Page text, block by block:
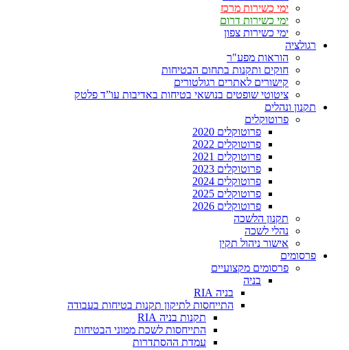
ימי כשירות מרכז
ימי כשירות דרום
ימי כשירות צפון
רגולציה
הוראות מפע"ר
חוקים ותקנות בתחום הבטיחות
קישורים לאתרים רגולטורים
ציטוטי שופטים בנושאי בטיחות באדיבות עו”ד פלטק
תקנון ונהלים
פרוטוקלים
פרוטוקלים 2020
פרוטוקלים 2022
פרוטוקלים 2021
פרוטוקלים 2023
פרוטוקלים 2024
פרוטוקלים 2025
פרוטוקלים 2026
תקנון הלשכה
נהלי לשכה
אישור ניהול תקין
פרסומים
פרסומים מקצועיים
בניה
בניה RIA
התייחסות לתיקון תקנות בטיחות בעבודה
תקנות בניה RIA
התייחסות לשכת ממוני הבטיחות
עמדת ההסתדרות